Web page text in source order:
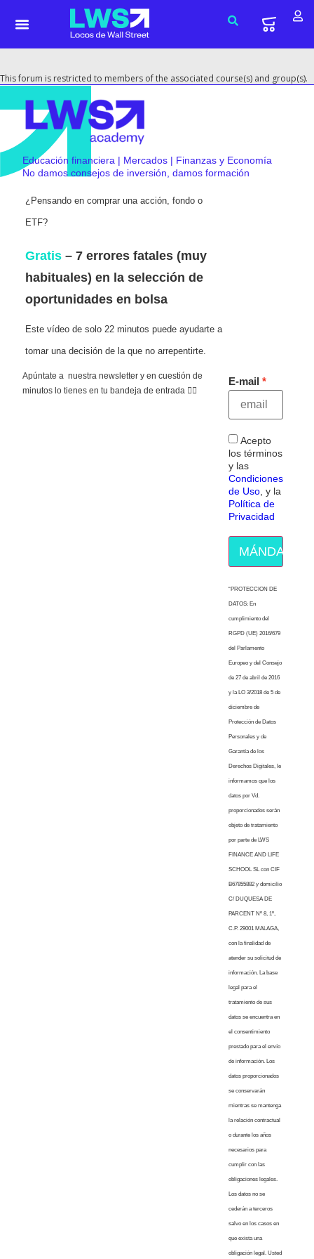
This forum is restricted to members of the associated course(s) and group(s).
Educación financiera | Mercados | Finanzas y Economía
No damos consejos de inversión, damos formación
¿Pensando en comprar una acción, fondo o
ETF?
Gratis – 7 errores fatales (muy
habituales) en la selección de
oportunidades en bolsa
Este vídeo de solo 22 minutos puede ayudarte a
tomar una decisión de la que no arrepentirte.
Apúntate a nuestra newsletter y en cuestión de
minutos lo tienes en tu bandeja de entrada 👇🏻
E-mail
Acepto
los términos
y las
Condiciones
de Uso, y la
Política de
Privacidad
MÁNDAME
“PROTECCION DE
DATOS: En
cumplimiento del
RGPD (UE) 2016/679
del Parlamento
Europeo y del Consejo
de 27 de abril de 2016
y la LO 3/2018 de 5 de
diciembre de
Protección de Datos
Personales y de
Garantía de los
Derechos Digitales, le
informamos que los
datos por Vd.
proporcionados serán
objeto de tratamiento
por parte de LWS
FINANCE AND LIFE
SCHOOL SL con CIF
B67855882 y domicilio
C/ DUQUESA DE
PARCENT Nº 8, 1º,
C.P. 29001 MALAGA,
con la finalidad de
atender su solicitud de
información. La base
legal para el
tratamiento de sus
datos se encuentra en
el consentimiento
prestado para el envío
de información. Los
datos proporcionados
se conservarán
mientras se mantenga
la relación contractual
o durante los años
necesarios para
cumplir con las
obligaciones legales.
Los datos no se
cederán a terceros
salvo en los casos en
que exista una
obligación legal. Usted